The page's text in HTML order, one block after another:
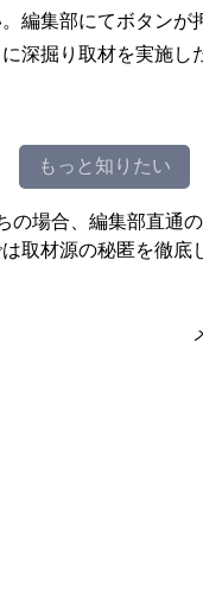
編集部にてボタンが
深掘り取材を実施
もっと知りたい
の場合、編集部直通
取材源の秘匿を徹底